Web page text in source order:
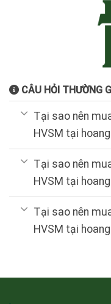
CÂU HỎI THƯỜNG
Tại sao nên
HVSM tại
Tại sao nên
HVSM tại
Tại sao nên
HVSM tại